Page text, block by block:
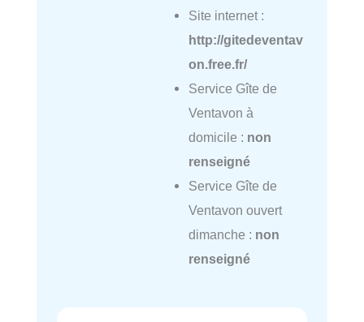
Site internet :
http://gitedeventav
on.free.fr/
Service Gîte de
Ventavon à
domicile : non
renseigné
Service Gîte de
Ventavon ouvert
dimanche : non
renseigné